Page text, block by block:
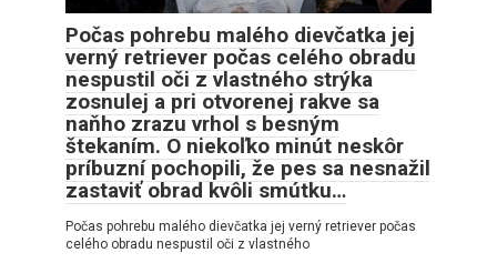
Počas pohrebu malého dievčatka jej
verný retriever počas celého obradu
nespustil oči z vlastného strýka
zosnulej a pri otvorenej rakve sa
naňho zrazu vrhol s besným
štekaním. O niekoľko minút neskôr
príbuzní pochopili, že pes sa nesnažil
zastaviť obrad kvôli smútku…
Počas pohrebu malého dievčatka jej verný retriever počas
celého obradu nespustil oči z vlastného